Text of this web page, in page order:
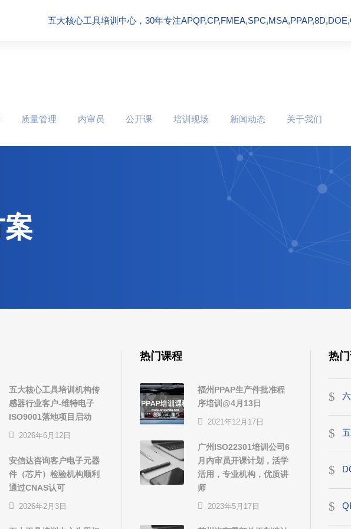
五大核心工具培训中心，30年专注
质量管理 内审员 公开课 培训现场 新闻动态 关于我们
五大核心工具培训机构传
感器行业客户-维特电子
ISO9001落地项目启动
2026年6月12日
安信达咨询客户电子元器
件（芯片）检验机构顺利
通过CNAS认可
2026年2月3日
热门课程
福州PPAP生产件批准程
序培训@4月13日
2021年12月17日
广州ISO22301培训公司6
月内审员开课计划，活学
活用，专业机构，优质讲
师
2023年5月17日
热